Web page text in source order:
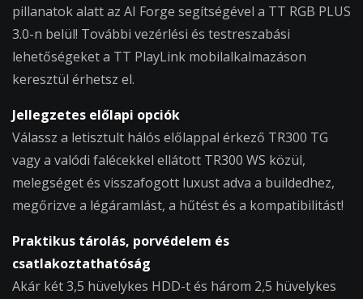
pillanatok alatt az AI Forge segítségével a TT RGB PLUS
3.0-n belül! További vezérlési és testreszabási
lehetőségeket a TT PlayLink mobilalkalmazáson
keresztül érhetsz el.
Jellegzetes előlapi opciók
Válassz a letisztult hálós előlappal érkező TR300 TG
vagy a valódi falécekkel ellátott TR300 WS közül,
melegséget és visszafogott luxust adva a buildedhez,
megőrizve a légáramlást, a hűtést és a kompatibilitást!
Praktikus tárolás, porvédelem és
csatlakoztathatóság
Akár két 3,5 hüvelykes HDD-t és három 2,5 hüvelykes